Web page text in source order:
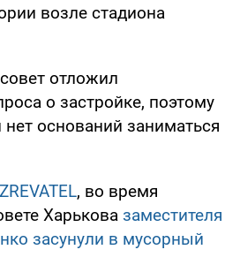
возле стадиона
отложил
о застройке, поэтому
нет оснований заниматься
, во время
Харькова заместителя
засунули в мусорный